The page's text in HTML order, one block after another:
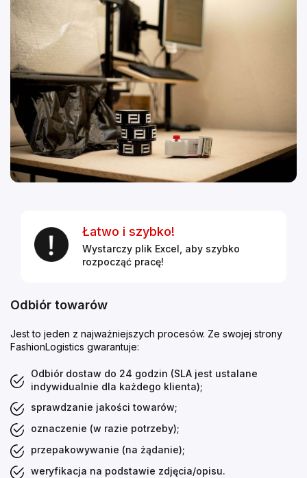
Łatwo i szybko!
Wystarczy plik Excel, aby szybko
rozpocząć pracę!
Odbiór towarów
Jest to jeden z najważniejszych procesów. Ze swojej strony
FashionLogistics gwarantuje:
Odbiór dostaw do 24 godzin (SLA jest ustalane
indywidualnie dla każdego klienta);
sprawdzanie jakości towarów;
oznaczenie (w razie potrzeby);
przepakowywanie (na żądanie);
weryfikacja na podstawie zdjęcia/opisu.